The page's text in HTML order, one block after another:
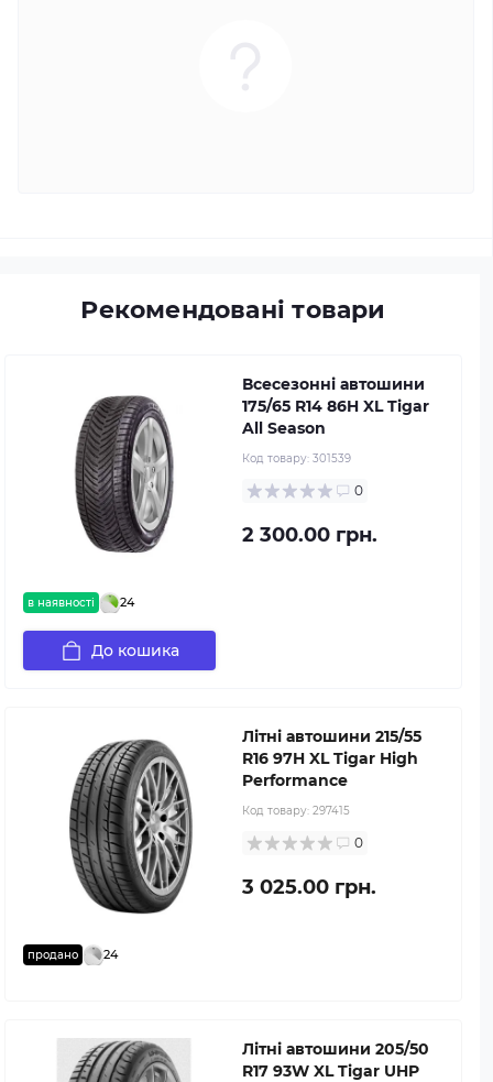
Рекомендовані товари
в наявності 24
Всесезонні автошини
175/65 R14 86H XL Tigar
All Season
Код товару: 301539
0
2 300.00 грн.
До кошика
продано 24
Літні автошини 215/55
R16 97H XL Tigar High
Performance
Код товару: 297415
0
3 025.00 грн.
Літні автошини 205/50
R17 93W XL Tigar UHP